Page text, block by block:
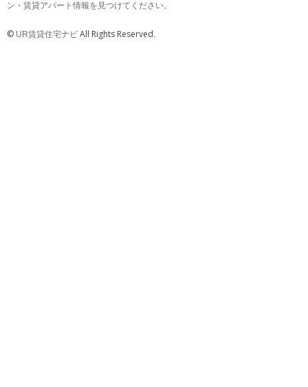
ン・賃貸アパート情報を見つけてください。
© UR賃貸住宅ナビ All Rights Reserved.